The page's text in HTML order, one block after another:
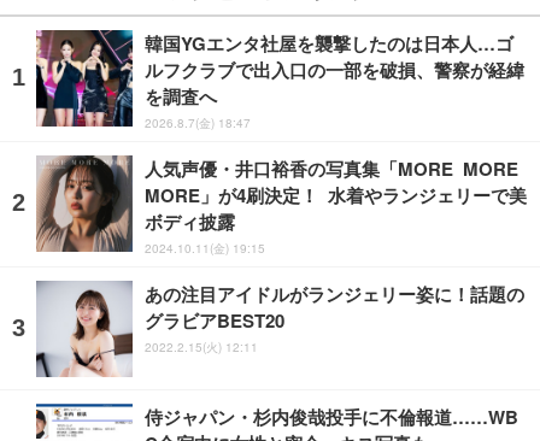
韓国YGエンタ社屋を襲撃したのは日本人…ゴ
ルフクラブで出入口の一部を破損、警察が経緯
を調査へ
2026.8.7(金) 18:47
人気声優・井口裕香の写真集「MORE MORE
MORE」が4刷決定！ 水着やランジェリーで美
ボディ披露
2024.10.11(金) 19:15
あの注目アイドルがランジェリー姿に！話題の
グラビアBEST20
2022.2.15(火) 12:11
侍ジャパン・杉内俊哉投手に不倫報道……WB